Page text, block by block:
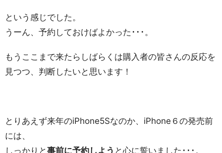
という感じでした。
うーん、予約しておけばよかった･･･。
もうここまで来たらしばらくは購入者の皆さんの反応を
見つつ、判断したいと思います！
とりあえず来年のiPhone5Sなのか、iPhone６の発売前
には、
しっかりと事前に予約しよう と心に誓いました･･･。